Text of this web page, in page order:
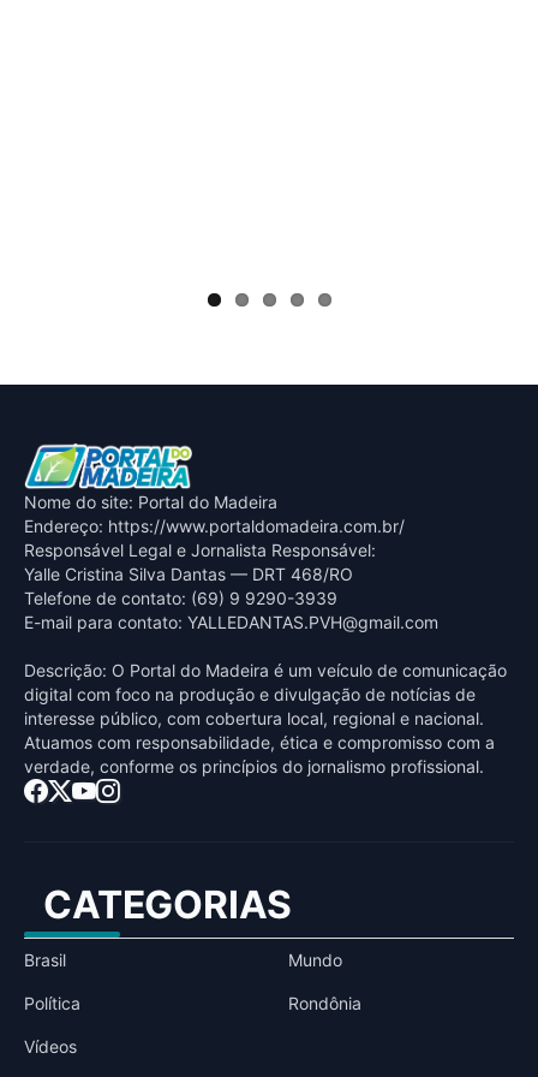
Nome do site: Portal do Madeira
Endereço: https://www.portaldomadeira.com.br/
Responsável Legal e Jornalista Responsável:
Yalle Cristina Silva Dantas — DRT 468/RO
Telefone de contato: (69) 9 9290-3939
E-mail para contato: YALLEDANTAS.PVH@gmail.com
Descrição: O Portal do Madeira é um veículo de comunicação
digital com foco na produção e divulgação de notícias de
interesse público, com cobertura local, regional e nacional.
Atuamos com responsabilidade, ética e compromisso com a
verdade, conforme os princípios do jornalismo profissional.
CATEGORIAS
Brasil Mundo
Política Rondônia
Vídeos